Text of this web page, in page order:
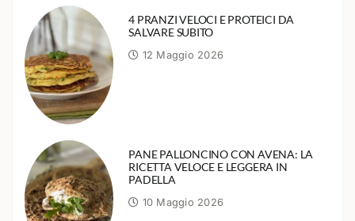
4 PRANZI VELOCI E PROTEICI DA
SALVARE SUBITO
12 Maggio 2026
PANE PALLONCINO CON AVENA: LA
RICETTA VELOCE E LEGGERA IN
PADELLA
10 Maggio 2026